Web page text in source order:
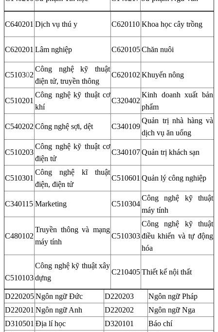
C640201 Dịch vụ thú y C620110 Khoa học cây trồng
C620201 Lâm nghiệp C620105Chăn nuôi
C510302
Công nghệ kỹ thuật
điện tử, truyền thông
C620102 Khuyến nông
C510201
Công nghệ kỹ thuật cơ
khí
C320402
Kinh doanh xuất bản
phẩm
C540202 Công nghệ sợi, dệt C340109
Quản trị nhà hàng và
dịch vụ ăn uống
C510203
Công nghệ kỹ thuật cơ
điện tử
C340107Quản trị khách sạn
C510301
Công nghệ kĩ thuật
điện, điện tử
C510601 Quản lý công nghiệp
C340115 Marketing C510304
Công nghệ kỹ thuật
máy tính
C480102
Truyền thông và mạng
máy tính
C510303
Công nghệ kỹ thuật
điều khiển và tự động
hóa
C510103
Công nghệ kỹ thuật xây
dựng
C210405Thiết kế nội thất
D220205Ngôn ngữ Đức D220203
Ngôn ngữ Pháp
D220201 Ngôn ngữ Anh D220202
Ngôn ngữ Nga
D310501 Địa lí học D320101
Báo chí